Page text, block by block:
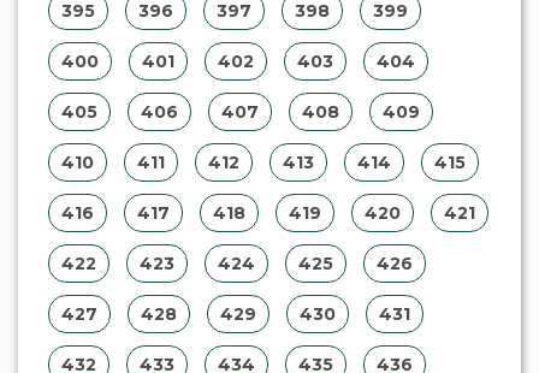
447 448 449 450 451
452 453 454 455 456
457 458 459 460 461
462 463 464 465 466
467 468 469 470 471
472 473 474 475 476
477 478 479 480 481